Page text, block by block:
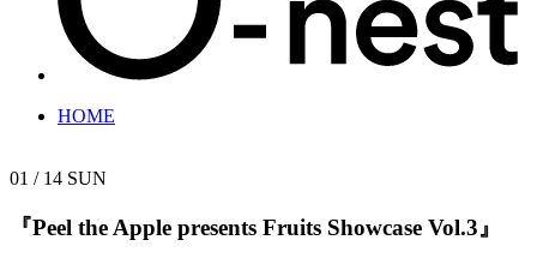
HOME
01 / 14 SUN
『Peel the Apple presents Fruits Showcase Vol.3』